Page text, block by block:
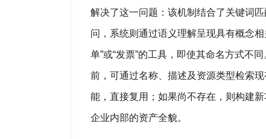
解决了这一问题：该机制结合了关键词
问，系统则通过语义理解呈现具有概念
单”或“发票”的工具，即使其命名方式不
前，可通过名称、描述及资源类型检索
能，直接复用；如果尚不存在，则构建
企业内部的资产全貌。